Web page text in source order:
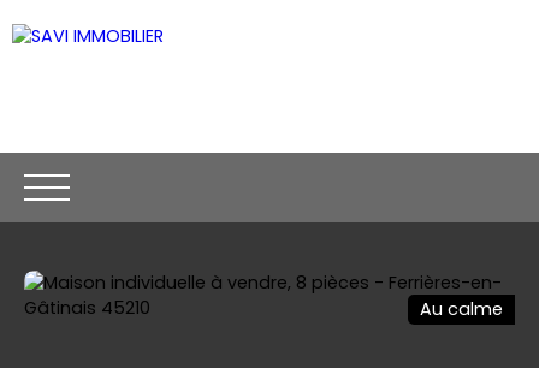
CONTACT
Au calme